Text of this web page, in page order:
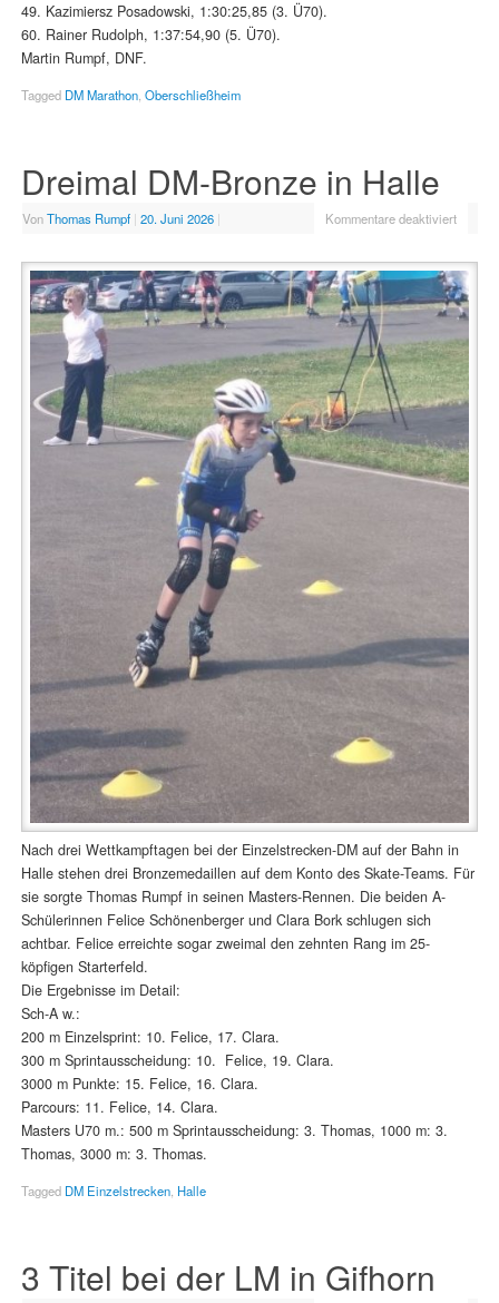
49. Kazimiersz Posadowski, 1:30:25,85 (3. Ü70).
60. Rainer Rudolph, 1:37:54,90 (5. Ü70).
Martin Rumpf, DNF.
Tagged DM Marathon, Oberschließheim
Dreimal DM-Bronze in Halle
VonThomas Rumpf | 20. Juni 2026 | Kommentare deaktiviert
Nach drei Wettkampftagen bei der Einzelstrecken-DM auf der Bahn in
Halle stehen drei Bronzemedaillen auf dem Konto des Skate-Teams. Für
sie sorgte Thomas Rumpf in seinen Masters-Rennen. Die beiden A-
Schülerinnen Felice Schönenberger und Clara Bork schlugen sich
achtbar. Felice erreichte sogar zweimal den zehnten Rang im 25-
köpfigen Starterfeld.
Die Ergebnisse im Detail:
Sch-A w.:
200 m Einzelsprint: 10. Felice, 17. Clara.
300 m Sprintausscheidung: 10. Felice, 19. Clara.
3000 m Punkte: 15. Felice, 16. Clara.
Parcours: 11. Felice, 14. Clara.
Masters U70 m.: 500 m Sprintausscheidung: 3. Thomas, 1000 m: 3.
Thomas, 3000 m: 3. Thomas.
Tagged DM Einzelstrecken, Halle
3 Titel bei der LM in Gifhorn